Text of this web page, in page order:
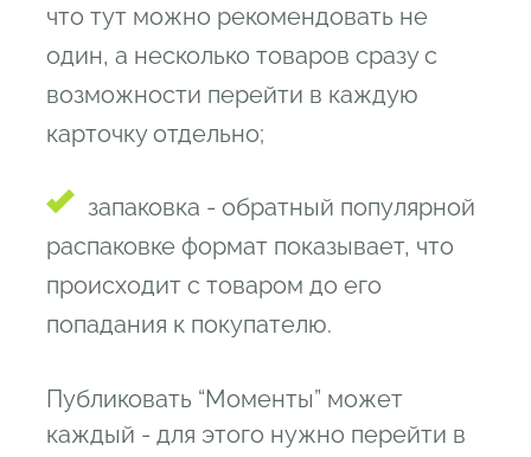
что тут можно рекомендовать не
один, а несколько товаров сразу с
возможности перейти в каждую
карточку отдельно;
запаковка - обратный популярной
распаковке формат показывает, что
происходит с товаром до его
попадания к покупателю.
Публиковать “Моменты” может
каждый - для этого нужно перейти в